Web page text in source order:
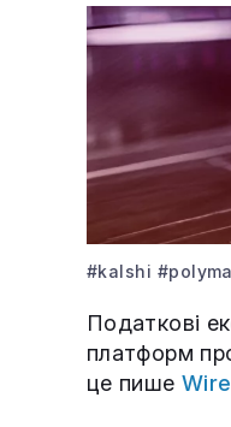
#kalshi
Податкові
платформ
це пише